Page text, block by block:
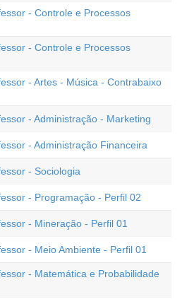
- Controle e Processos
- Controle e Processos
- Artes - Música - Contrabaixo
- Administração - Marketing
- Administração Financeira
- Sociologia
- Programação - Perfil 02
- Mineração - Perfil 01
- Meio Ambiente - Perfil 01
- Matemática e Probabilidade